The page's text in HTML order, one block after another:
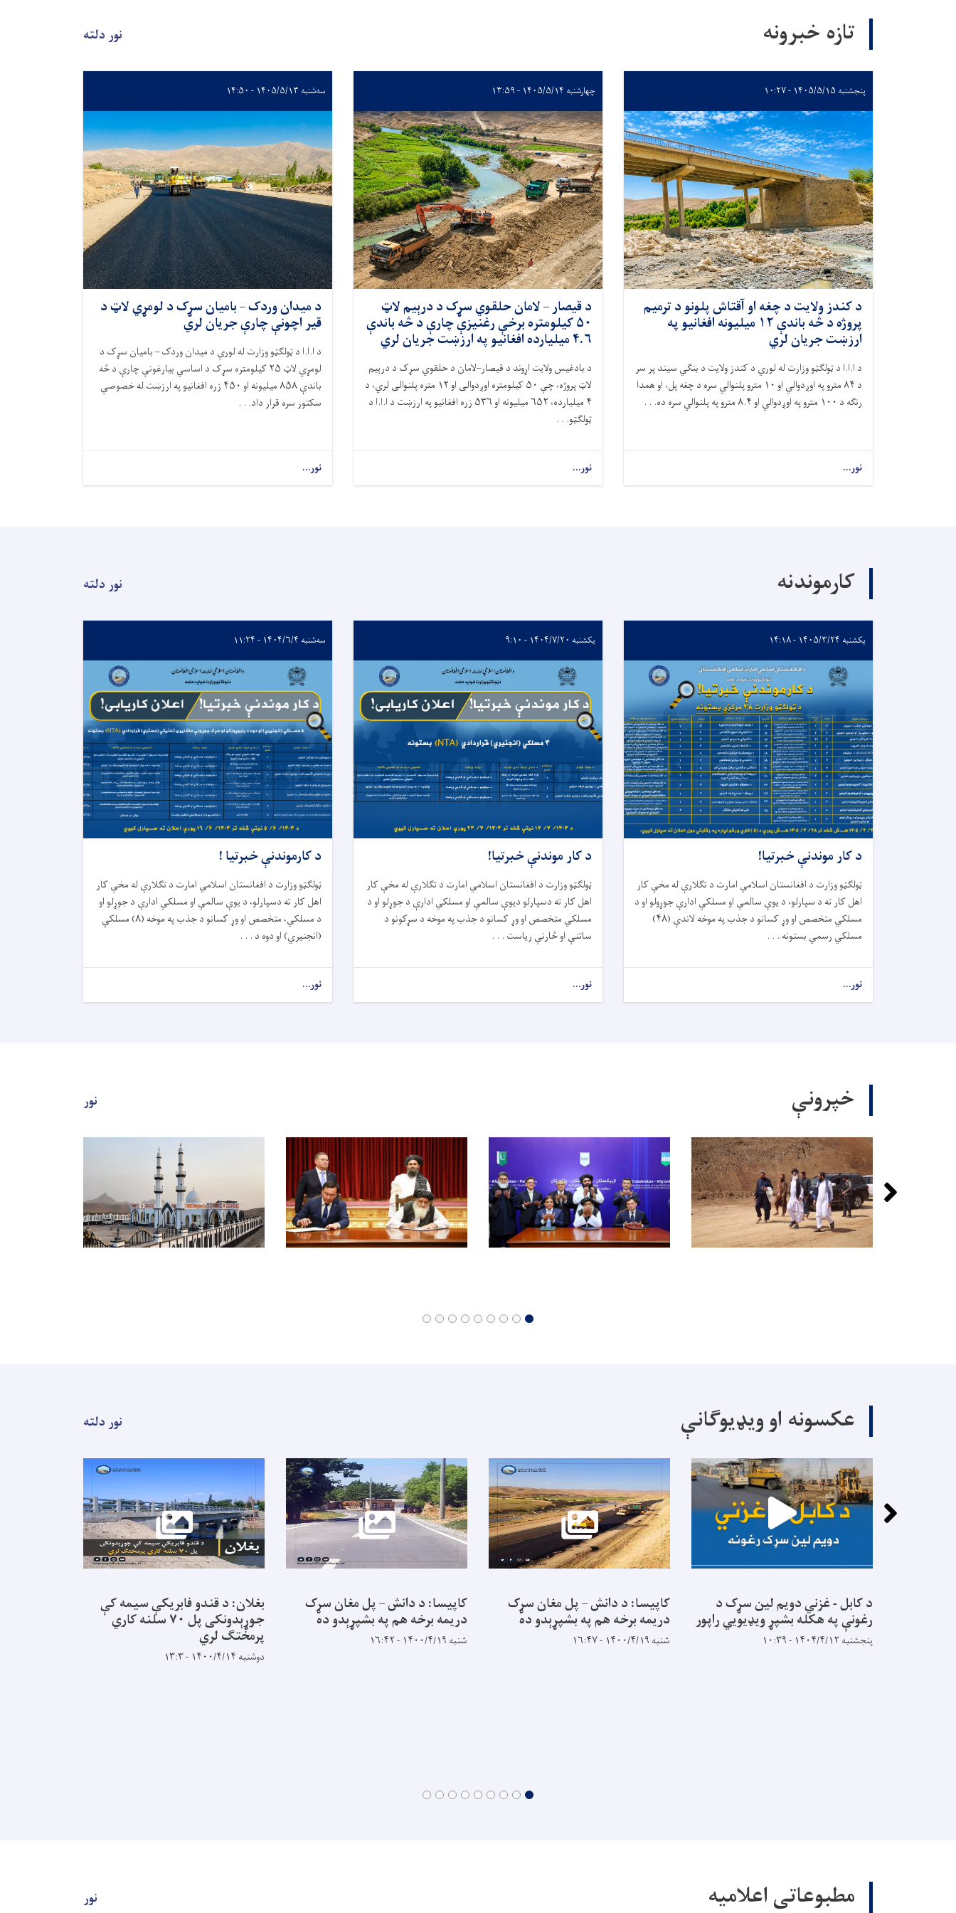
تازه خبرونه نور دلته
پنجشنبه ۱۴۰۵/۵/۱۵ - ۱۰:۲۷
د کندز ولایت د چغه او آقتاش پلونو د ترمیم
پروژه د څه باندې ۱۲ میلیونه افغانیو په
ارزښت جریان لري
د ا.ا.ا د ټولګټو وزارت له لوري د کندز ولایت د بنګي سیند پر سر
د ۸۴مترو په اوږدوالي او ۱۰ مترو پلنوالي سره د چغه پل، او همدا
رنګه د ۱۰۰ مترو په اوږدوالي او ۸.۴مترو په پلنوالي سره ده. . .
نور...
چهارشنبه ۱۴۰۵/۵/۱۴ - ۱۳:۵۹
د قیصار – لامان حلقوي سړک د درېیم لاټ
۵۰ کیلومتره برخې رغنیزې چارې د څه باندې
۴.۶ میلیارده افغانیو په ارزښت جریان لري
د بادغیس ولایت اړوند د قیصار–لامان د حلقوي سړک د درېیم
لاټ پروژه، چې ۵۰ کیلومتره اوږدوالی او ۱۲ متره پلنوالی لري، د
۴ میلیارده، ۶۵۲ میلیونه او ۵۳۶ زره افغانیو په ارزښت د ا.ا.ا د
ټولګټو. . .
نور...
سه‌شنبه ۱۴۰۵/۵/۱۳ - ۱۴:۵۰
د میدان وردک – بامیان سړک د لومړي لاټ د
قیر اچونې چارې جریان لري
د ا.ا.ا د ټولګټو وزارت له لوري د میدان وردک – بامیان سړک د
لومړي لاټ ۲۵کیلومتره سړک د اساسي بیارغونې چارې د څه
باندې۸۵۸میلیونه او ۴۵۰ زره افغانیو په ارزښت له خصوصي
سکتور سره قرار داد. . .
نور...
کارموندنه نور دلته
یکشنبه ۱۴۰۵/۳/۲۴ - ۱۴:۱۸
د کار موندنې خبرتیا!
ټولګټو وزارت د افغانستان اسلامي امارت د تګلارې له مخې کار
اهل کار ته د سپارلو، د يوې سالمې او مسلکي ادارې جوړولو او د
مسلکي متخصص او وړ کسانو د جذب په موخه لاندې (۴۸)
مسلکي رسمي بستونه . . .
نور...
یکشنبه ۱۴۰۴/۷/۲۰ - ۹:۱۰
د کار موندنې خبرتیا!
ټولگټو وزارت د افغانستان اسلامي امارت د تگلارې له مخې کار
اهل کار ته دسپارلو دیوې سالمې او مسلکي ادارې د جوړلو او د
مسلکي متخصص او وړ کسانو د جذب په موخه د سړکونو د
ساتنې او څارنې ریاست . . .
نور...
سه‌شنبه ۱۴۰۴/۶/۴ - ۱۱:۲۴
د کارموندنې خبرتیا !
ټولګټو وزارت د افغانستان اسلامي امارت د تگلارې له مخې کار
اهل کار ته دسپارلو، د يوې سالمې او مسلکي ادارې د جوړلو او
د مسلکي، متخصص او وړ کسانو د جذب په موخه (۸) مسلكي
(انجنيري) او دوه د . . .
نور...
خپرونې نور
عکسونه او ویډیوګانې نور دلته
د کابل - غزني دویم لین سړک د
رغونې په هکله بشپړ ويډيويي راپور
پنجشنبه ۱۴۰۴/۴/۱۲ - ۱۰:۳۹
کاپیسا: د دانش – پل مغان سړک
دریمه برخه هم په بشپړېدو ده
شنبه ۱۴۰۰/۴/۱۹ - ۱۶:۴۷
کاپیسا: د دانش – پل مغان سړک
دریمه برخه هم په بشپړېدو ده
شنبه ۱۴۰۰/۴/۱۹ - ۱۶:۴۲
بغلان: د قندو فابریکې سیمه کې
جوړېدونکی پل ۷۰ سلنه کاري
پرمختګ لري
دوشنبه ۱۴۰۰/۴/۱۴ - ۱۳:۳
مطبوعاتی اعلامیه نور